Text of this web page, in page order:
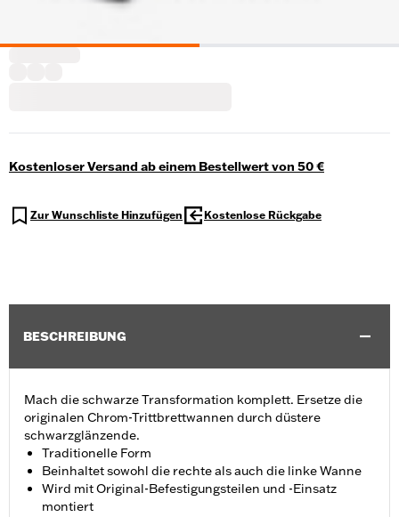
Kostenloser Versand ab einem Bestellwert von 50 €
Zur Wunschliste Hinzufügen Kostenlose Rückgabe
BESCHREIBUNG
Mach die schwarze Transformation komplett. Ersetze die
originalen Chrom-Trittbrettwannen durch düstere
schwarzglänzende.
Traditionelle Form
Beinhaltet sowohl die rechte als auch die linke Wanne
Wird mit Original-Befestigungsteilen und -Einsatz
montiert